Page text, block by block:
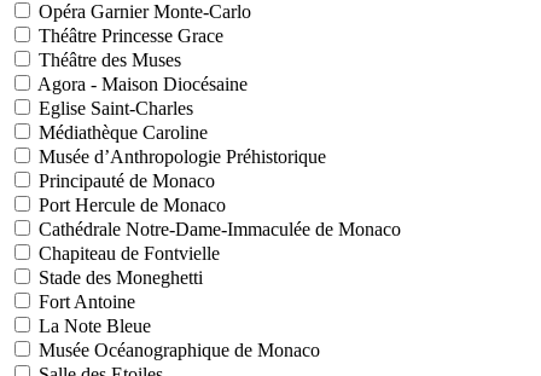
Opéra Garnier Monte-Carlo
Théâtre Princesse Grace
Théâtre des Muses
Agora - Maison Diocésaine
Eglise Saint-Charles
Médiathèque Caroline
Musée d’Anthropologie Préhistorique
Principauté de Monaco
Port Hercule de Monaco
Cathédrale Notre-Dame-Immaculée de Monaco
Chapiteau de Fontvielle
Stade des Moneghetti
Fort Antoine
La Note Bleue
Musée Océanographique de Monaco